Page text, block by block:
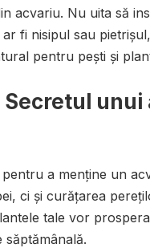
acvariu. Nu uita să
fi nisipul sau
pentru pești și
unui
a menține un
ci și curățarea
tale vor